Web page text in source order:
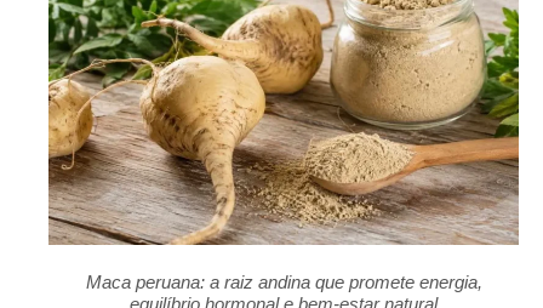
Maca peruana: a raiz andina que promete energia,
equilíbrio hormonal e bem-estar natural